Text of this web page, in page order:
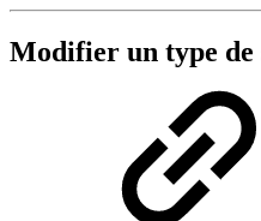
Modifier un type de